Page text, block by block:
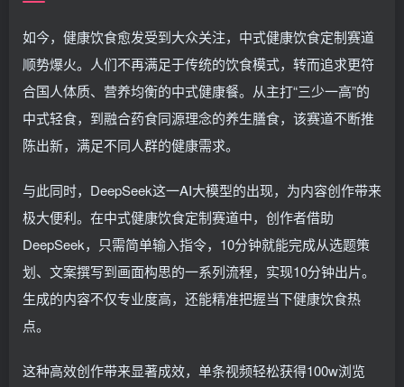
如今，健康饮食愈发受到大众关注，中式健康饮食定制赛道
顺势爆火。人们不再满足于传统的饮食模式，转而追求更符
合国人体质、营养均衡的中式健康餐。从主打“三少一高”的
中式轻食，到融合药食同源理念的养生膳食，该赛道不断推
陈出新，满足不同人群的健康需求。
与此同时，DeepSeek这一AI大模型的出现，为内容创作带来
极大便利。在中式健康饮食定制赛道中，创作者借助
DeepSeek，只需简单输入指令，10分钟就能完成从选题策
划、文案撰写到画面构思的一系列流程，实现10分钟出片。
生成的内容不仅专业度高，还能精准把握当下健康饮食热
点。
这种高效创作带来显著成效，单条视频轻松获得100w浏览